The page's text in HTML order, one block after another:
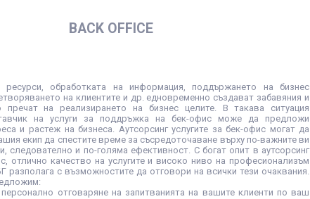
BACK OFFICE
ресурси, обработката на информация, поддържането на бизнес
на клиентите и др. едновременно създават забавяния и
пречат на реализирането на бизнес целите. В такава ситуация
на услуги за поддръжка на бек-офис може да предложи
и растеж на бизнеса. Аутсорсинг услугите за бек-офис могат да
екип да спестите време за съсредоточаване върху по-важните ви
следователно и по-голяма ефективност. С богат опит в аутсорсинг
отлично качество на услугите и високо ниво на професионализъм
разполага с възможностите да отговори на всички тези очаквания.
отговаряне на запитванията на вашите клиенти по ваш